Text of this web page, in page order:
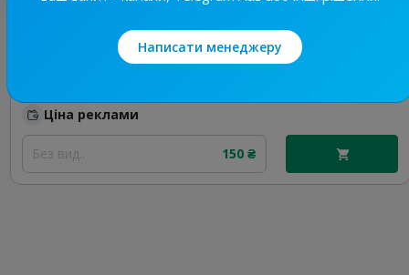
19.7K/
3.8K
Новини Львівщини та України
Ціна реклами
Без вид.. 150 ₴
Написати менеджеру